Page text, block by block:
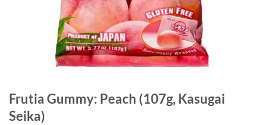
Frutia Gummy: Peach (107g, Kasugai
Seika)